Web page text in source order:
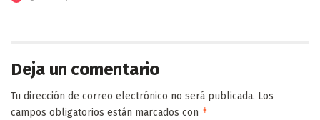
Deja un comentario
Tu dirección de correo electrónico no será publicada. Los
campos obligatorios están marcados con *